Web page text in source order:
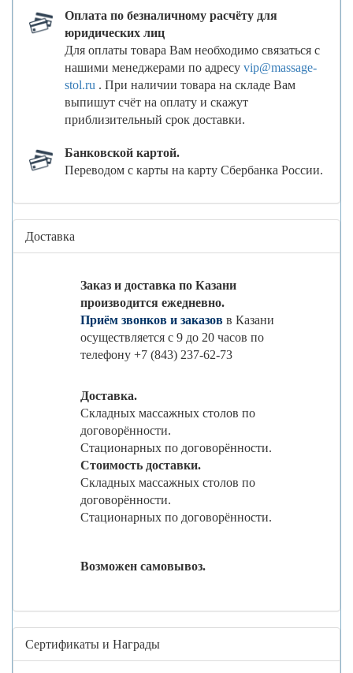
Оплата по безналичному расчёту для
юридических лиц
Для оплаты товара Вам необходимо связаться с
нашими менеджерами по адресу vip@massage-
stol.ru . При наличии товара на складе Вам
выпишут счёт на оплату и скажут
приблизительный срок доставки.
Банковской картой.
Переводом с карты на карту Сбербанка России.
Доставка
Заказ и доставка по Казани
производится ежедневно.
Приём звонков и заказов в Казани
осуществляется с 9 до 20 часов по
телефону +7 (843) 237-62-73
Доставка.
Складных массажных столов по
договорённости.
Стационарных по договорённости.
Стоимость доставки.
Складных массажных столов по
договорённости.
Стационарных по договорённости.
Возможен самовывоз.
Сертификаты и Награды